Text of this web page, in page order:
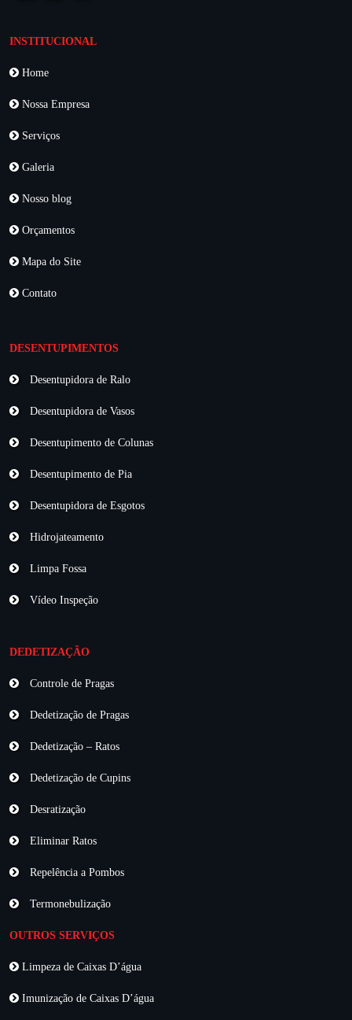
INSTITUCIONAL
Home
Nossa Empresa
Serviços
Galeria
Nosso blog
Orçamentos
Mapa do Site
Contato
DESENTUPIMENTOS
Desentupidora de Ralo
Desentupidora de Vasos
Desentupimento de Colunas
Desentupimento de Pia
Desentupidora de Esgotos
Hidrojateamento
Limpa Fossa
Vídeo Inspeção
DEDETIZAÇÃO
Controle de Pragas
Dedetização de Pragas
Dedetização – Ratos
Dedetização de Cupins
Desratização
Eliminar Ratos
Repelência a Pombos
Termonebulização
OUTROS SERVIÇOS
Limpeza de Caixas D’água
Imunização de Caixas D’água